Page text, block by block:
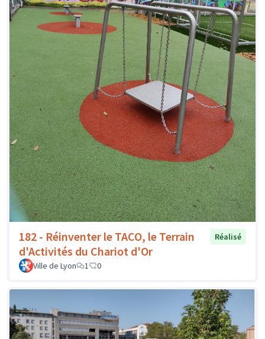
182 - Réinventer le TACO, le Terrain
d'Activités du Chariot d'Or
Réalisé
Ville de Lyon 1 0